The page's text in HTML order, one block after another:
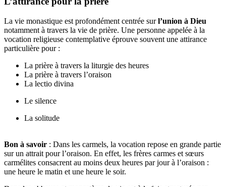
La vie monastique est profondément centrée surl’union à Dieu
notamment à travers la vie de prière. Une personne appelée à la
vocation religieuse contemplative éprouve souvent une attirance
particulière pour :
La prière à travers la liturgie des heures
La prière à travers l’oraison
La lectio divina
Le silence
La solitude
Bon à savoir : Dans les carmels, la vocation repose en grande partie
sur un attrait pour l’oraison. En effet, les frères carmes et sœurs
carmélites consacrent au moins deux heures par jour à l’oraison :
une heure le matin et une heure le soir.